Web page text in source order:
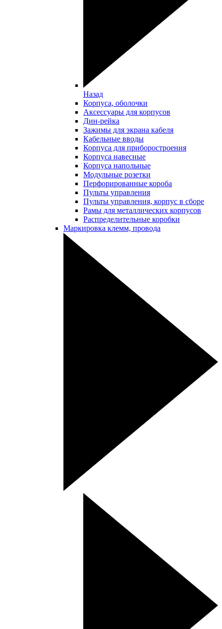
Назад
Корпуса, оболочки
Аксессуары для корпусов
Дин-рейка
Зажимы для экрана кабеля
Кабельные вводы
Корпуса для приборостроения
Корпуса навесные
Корпуса напольные
Модульные розетки
Перфорированные короба
Пульты управления
Пульты управления, корпус в сборе
Рамы для металлических корпусов
Распределительные коробки
Маркировка клемм, провода